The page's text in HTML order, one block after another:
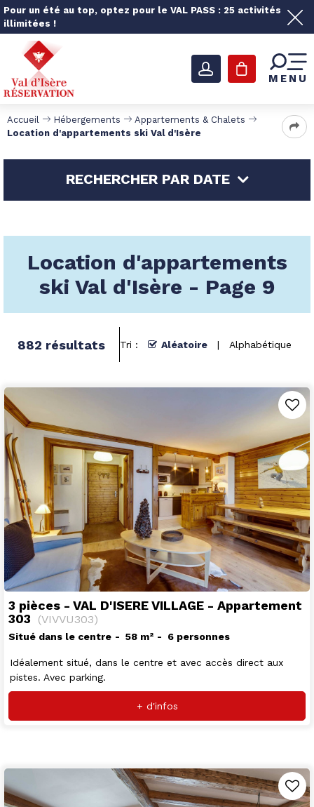
Pour un été au top, optez pour le VAL PASS : 25 activités
illimitées !
MENU
Accueil Hébergements
Appartements & Chalets
Location d'appartements ski Val d'Isère
RECHERCHER PAR DATE
Location d'appartements
ski Val d'Isère - Page 9
882 résultats Tri : Aléatoire Alphabétique
3 pièces - VAL D'ISERE VILLAGE - Appartement
303
(VIVVU303)
Situé dans le centre 58 m² 6 personnes
Idéalement situé, dans le centre et avec accès direct aux
pistes. Avec parking.
+ d'infos